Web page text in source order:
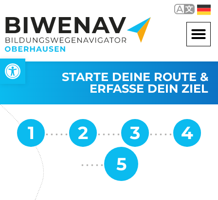
Werkzeugleiste öffnen
STARTE DEINE ROUTE &
ERFASSE DEIN ZIEL